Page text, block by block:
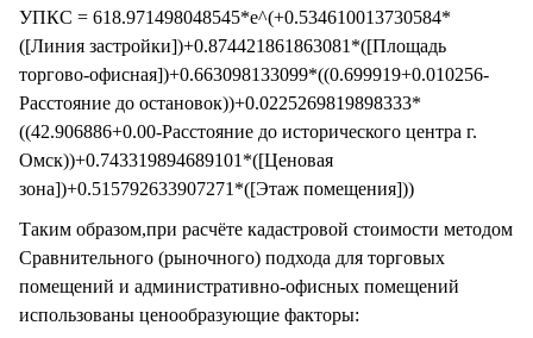
УПКС = 618.971498048545*e^(+0.534610013730584*
([Линия застройки])+0.874421861863081*([Площадь
торгово-офисная])+0.663098133099*((0.699919+0.010256-
Расстояние до остановок))+0.0225269819898333*
((42.906886+0.00-Расстояние до исторического центра г.
Омск))+0.743319894689101*([Ценовая
зона])+0.515792633907271*([Этаж помещения]))
Таким образом,при расчёте кадастровой стоимости методом
Сравнительного (рыночного) подхода для торговых
помещений и административно-офисных помещений
использованы ценообразующие факторы: